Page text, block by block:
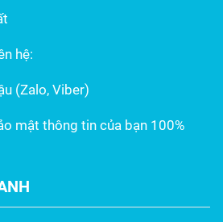
hệ:
(Zalo, Viber)
mật thông tin của bạn 100%